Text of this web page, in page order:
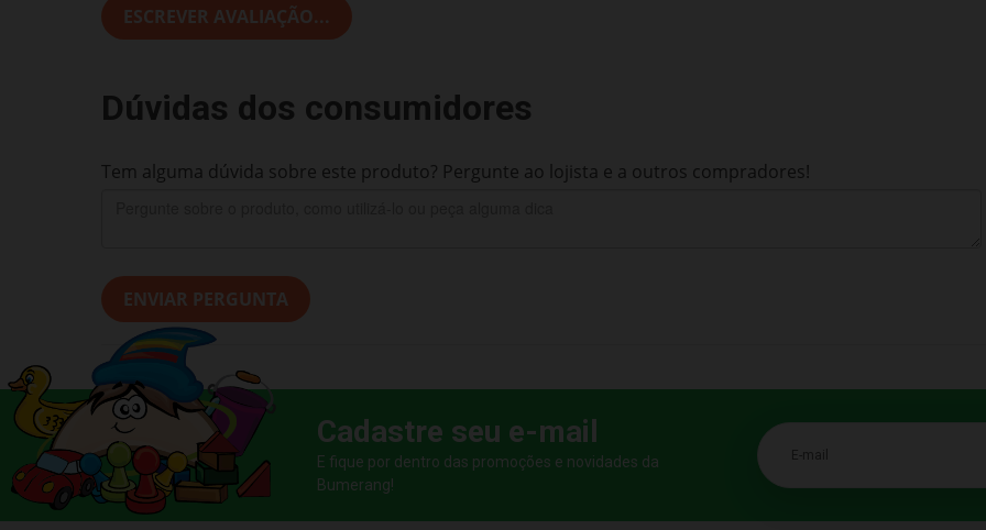
ESCREVER AVALIAÇÃO...
Dúvidas dos consumidores
Tem alguma dúvida sobre este produto? Pergunte ao lojista e a outros compradores!
ENVIAR PERGUNTA
Cadastre seu e-mail
E fique por dentro das promoções e novidades da
Bumerang!
E-mail